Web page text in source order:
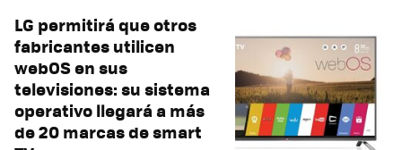
LG permitirá que otros
fabricantes utilicen
webOS en sus
televisiones: su sistema
operativo llegará a más
de 20 marcas de smart